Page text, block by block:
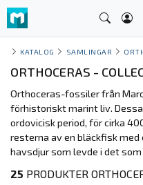
KATALOG SAMLINGAR
ORTHOCERAS -
Orthoceras-fossiler från
förhistoriskt marint liv.
ordovicisk period, för cirka
resterna av en bläckfisk
havsdjur som levde i det som
25 PRODUKTER